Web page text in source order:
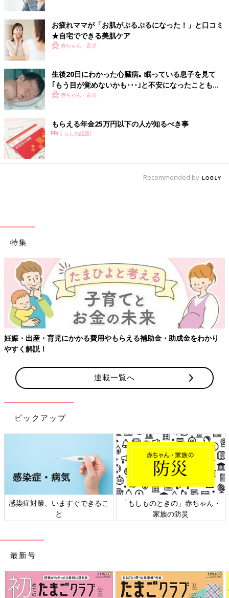
お疲れママが「お肌がぷるぷるになった！」と口コミ
★自宅でできる美肌ケア
赤ちゃん・育児
生後20日にわかった心臓病｡ 眠っている息子を見て
｢もう目が覚めないかも･･･｣と不安になったことも
【先天性心疾患】
赤ちゃん・育児
もらえる年金25万円以下の人が知るべき事
PR(くらしの話題)
Recommended by
特集
妊娠・出産・育児にかかる費用やもらえる補助金・助成金をわかり
やすく解説！
連載一覧へ
ピックアップ
感染症対策、いますぐできるこ
と
「もしものときの」赤ちゃん・
家族の防災
最新号